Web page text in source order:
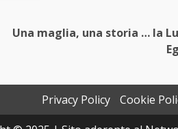
Una maglia, una storia … la
Privacy Policy
Cookie